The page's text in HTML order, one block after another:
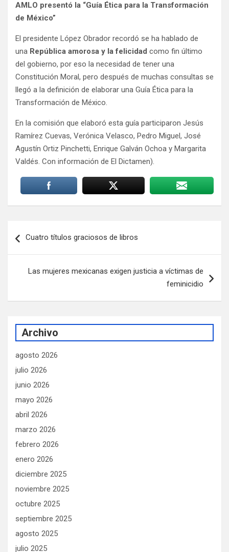
AMLO presentó la “Guía Ética para la Transformación
de México”
El presidente López Obrador recordó se ha hablado de
una República amorosa y la felicidad como fin último
del gobierno, por eso la necesidad de tener una
Constitución Moral, pero después de muchas consultas se
llegó a la definición de elaborar una Guía Ética para la
Transformación de México.
En la comisión que elaboró esta guía participaron Jesús
Ramírez Cuevas, Verónica Velasco, Pedro Miguel, José
Agustín Ortiz Pinchetti, Enrique Galván Ochoa y Margarita
Valdés. Con información de El Dictamen).
de
Cuatro títulos graciosos de libros
Las mujeres mexicanas exigen justicia a víctimas de
feminicidio
Archivo
agosto 2026
julio 2026
junio 2026
mayo 2026
abril 2026
marzo 2026
febrero 2026
enero 2026
diciembre 2025
noviembre 2025
octubre 2025
septiembre 2025
agosto 2025
julio 2025